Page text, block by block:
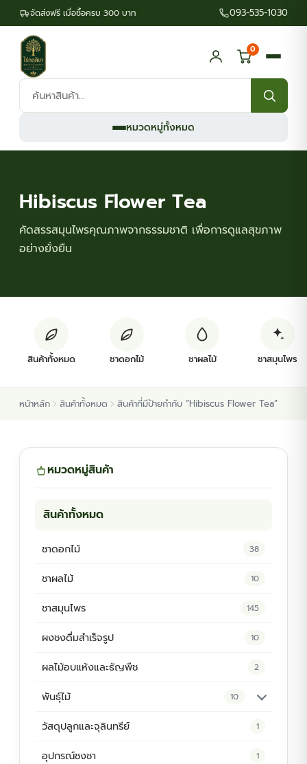
จัดส่งฟรี เมื่อซื้อครบ 300 บาท 093-535-1030
ค้นหา
สินค้า:
0
หมวดหมู่ทั้งหมด
ต้นพันธุ์สมุนไพร
ต้นพันธุ์ไม้ป่า
Hibiscus Flower Tea
คัดสรรสมุนไพรคุณภาพจากธรรมชาติ เพื่อการดูแลสุขภาพ
อย่างยั่งยืน
สินค้าทั้งหมด ชาดอกไม้ ชาผลไม้ ชาสมุนไพร
หน้าหลัก สินค้าทั้งหมด สินค้าที่มีป้ายกำกับ “Hibiscus Flower Tea”
หมวดหมู่สินค้า
สินค้าทั้งหมด
ชาดอกไม้ 38
ชาผลไม้ 10
ชาสมุนไพร 145
ผงชงดื่มสำเร็จรูป 10
ผลไม้อบแห้งและธัญพืช 2
พันธุ์ไม้ 10
ต้นพันธุ์สมุนไพร 5
วัสดุปลูกและจุลินทรีย์ 1
อุปกรณ์ชงชา 1